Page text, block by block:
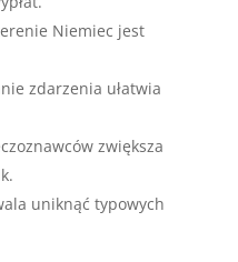
Niemiec jest
zdarzenia ułatwia
zwiększa
uniknąć typowych